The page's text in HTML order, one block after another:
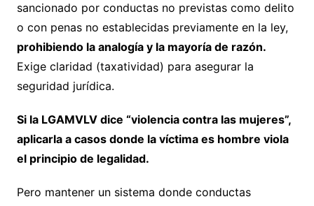
sancionado por conductas no previstas como delito
o con penas no establecidas previamente en la ley,
prohibiendo la analogía y la mayoría de razón.
Exige claridad (taxatividad) para asegurar la
seguridad jurídica.
Si la LGAMVLV dice “violencia contra las mujeres”,
aplicarla a casos donde la víctima es hombre viola
el principio de legalidad.
Pero mantener un sistema donde conductas